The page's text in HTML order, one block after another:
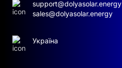
support@dolyasolar.energy
sales@dolyasolar.energy
Україна